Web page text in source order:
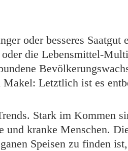
oder besseres Saatgut
die Lebensmittel-
Letztlich ist es
Stark im Kommen
kranke Menschen.
Speisen zu finden